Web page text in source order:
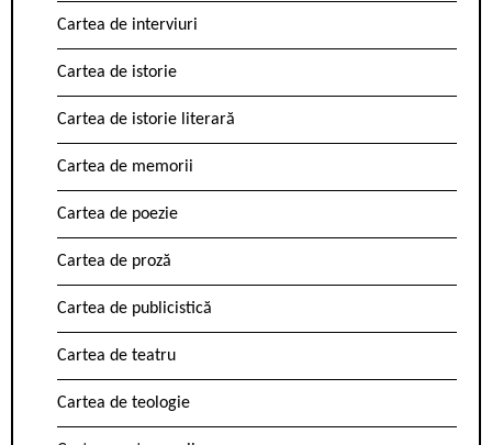
Cartea de interviuri
Cartea de istorie
Cartea de istorie literară
Cartea de memorii
Cartea de poezie
Cartea de proză
Cartea de publicistică
Cartea de teatru
Cartea de teologie